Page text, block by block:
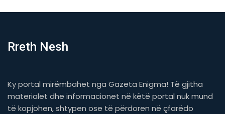
Rreth Nesh
Ky portal mirëmbahet nga Gazeta Enigma! Të gjitha
materialet dhe informacionet në këtë portal nuk mund
të kopjohen, shtypen ose të përdoren në çfarëdo